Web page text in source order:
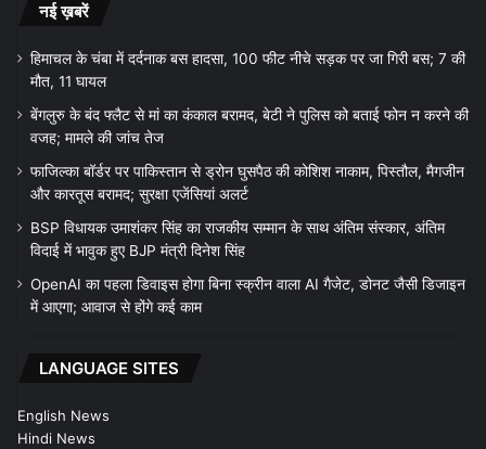
नई ख़बरें
हिमाचल के चंबा में दर्दनाक बस हादसा, 100 फीट नीचे सड़क पर जा गिरी बस; 7 की
मौत, 11 घायल
बेंगलुरु के बंद फ्लैट से मां का कंकाल बरामद, बेटी ने पुलिस को बताई फोन न करने की
वजह; मामले की जांच तेज
फाजिल्का बॉर्डर पर पाकिस्तान से ड्रोन घुसपैठ की कोशिश नाकाम, पिस्तौल, मैगजीन
और कारतूस बरामद; सुरक्षा एजेंसियां अलर्ट
BSP विधायक उमाशंकर सिंह का राजकीय सम्मान के साथ अंतिम संस्कार, अंतिम
विदाई में भावुक हुए BJP मंत्री दिनेश सिंह
OpenAI का पहला डिवाइस होगा बिना स्क्रीन वाला AI गैजेट, डोनट जैसी डिजाइन
में आएगा; आवाज से होंगे कई काम
LANGUAGE SITES
English News
Hindi News